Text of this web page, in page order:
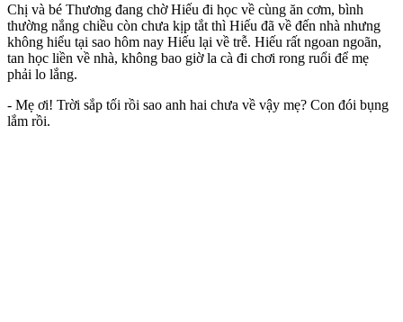
Chị và bé Thương đang chờ Hiếu đi học về cùng ăn cơm, bình
thường nắng chiều còn chưa kịp tắt thì Hiếu đã về đến nhà nhưng
không hiểu tại sao hôm nay Hiếu lại về trễ. Hiếu rất ngoan ngoãn,
tan học liền về nhà, không bao giờ la cà đi chơi rong ruổi để mẹ
phải lo lắng.
- Mẹ ơi! Trời sắp tối rồi sao anh hai chưa về vậy mẹ? Con đói bụng
lắm rồi.